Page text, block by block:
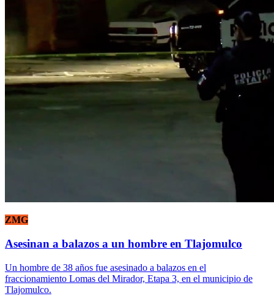
ZMG
Asesinan a balazos a un hombre en Tlajomulco
Un hombre de 38 años fue asesinado a balazos en el
fraccionamiento Lomas del Mirador, Etapa 3, en el municipio de
Tlajomulco.